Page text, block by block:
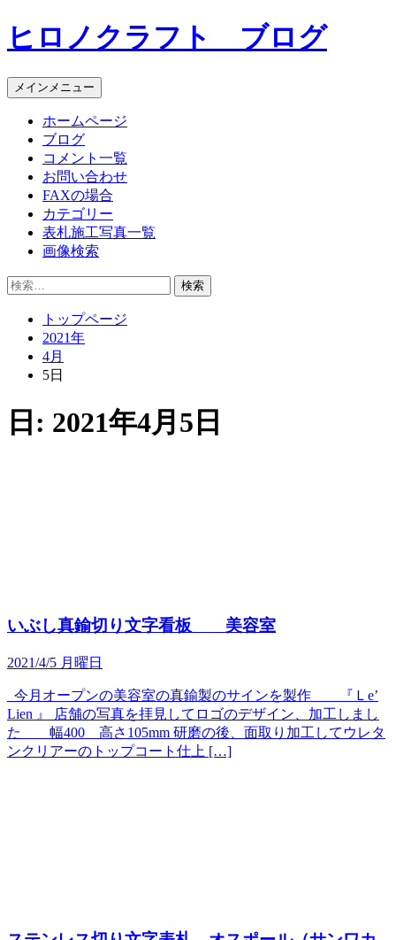
コ
ン
ン
ツ
ヒロノクラフト ブログ
メインメニュー
ホームページ
ブログ
コメント一覧
お問い合わせ
FAXの場合
カテゴリー
表札施工写真一覧
画像検索
検
トップページ
2021年
4月
5日
日: 2021年4月5日
いぶし真鍮切り文字看板 美容室
2021/4/5 月曜日
今月オープンの美容室の真鍮製のサインを製作 『Ｌe’
Lien 』 店舗の写真を拝見してロゴのデザイン、加工しまし
た 幅400 高さ105mm 研磨の後、面取り加工してウレタ
ンクリアーのトップコート仕上 […]